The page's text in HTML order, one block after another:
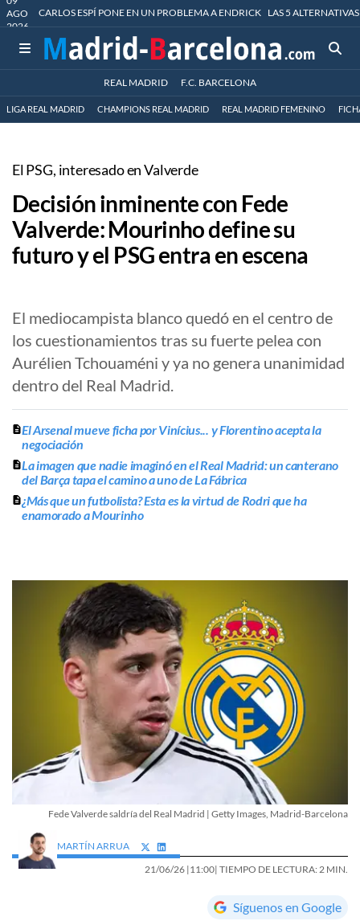
AGO
2026
CARLOS ESPÍ PONE EN UN PROBLEMA A ENDRICK LAS 5
REAL MADRID F.C. BARCELONA
LIGA REAL MADRID CHAMPIONS REAL MADRID REAL MADRID FEMENINO
El PSG, interesado en Valverde
Decisión inminente con Fede
Valverde: Mourinho define su
futuro y el PSG entra en escena
El mediocampista blanco quedó en el centro de
los cuestionamientos tras su fuerte pelea con
Aurélien Tchouaméni y ya no genera unanimidad
dentro del Real Madrid.
El Arsenal mueve ficha por Vinícius... y Florentino acepta la
negociación
La imagen que nadie imaginó en el Real Madrid: un canterano
del Barça tapa el camino a uno de La Fábrica
¿Más que un futbolista? Esta es la virtud de Rodri que ha
enamorado a Mourinho
Fede Valverde saldría del Real Madrid | Getty Images, Madrid-Barcelona
MARTÍN ARRUA
21/06/26 |11:00| TIEMPO DE LECTURA: 2 MIN.
Síguenos en Google